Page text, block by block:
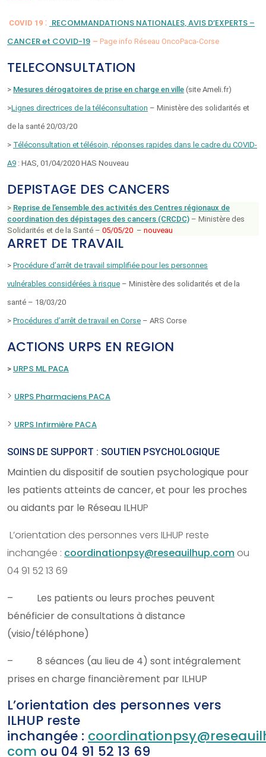
COVID 19 : RECOMMANDATIONS NATIONALES, AVIS D’EXPERTS –
CANCER et COVID-19 – Page info Réseau OncoPaca-Corse
TELECONSULTATION
> Mesures dérogatoires de prise en charge en ville (site Ameli.fr)
>Lignes directrices de la téléconsultation – Ministère des solidarités et
de la santé 20/03/20
> Téléconsultation et télésoin, réponses rapides dans le cadre du COVID-
A9 : HAS, 01/04/2020 HAS Nouveau
DEPISTAGE DES CANCERS
> Reprise de l’ensemble des activités des Centres régionaux de
coordination des dépistages des cancers (CRCDC) – Ministère des
Solidarités et de la Santé – 05/05/20 – nouveau
ARRET DE TRAVAIL
> Procédure d’arrêt de travail simplifiée pour les personnes
vulnérables considérées à risque – Ministère des solidarités et de la
santé – 18/03/20
> Procédures d’arrêt de travail en Corse – ARS Corse
ACTIONS URPS EN REGION
> URPS ML PACA
> URPS Pharmaciens PACA
> URPS Infirmière PACA
SOINS DE SUPPORT : SOUTIEN PSYCHOLOGIQUE
Maintien du dispositif de soutien psychologique pour
les patients atteints de cancer, et pour les proches
ou aidants par le Réseau ILHUP
L’orientation des personnes vers ILHUP reste
inchangée : coordinationpsy@reseauilhup.com ou
04 91 52 13 69
– Les patients ou leurs proches peuvent
bénéficier de consultations à distance
(visio/téléphone)
– 8 séances (au lieu de 4) sont intégralement
prises en charge financièrement par ILHUP
L’orientation des personnes vers
ILHUP reste
inchangée :
com ou 04 91 52 13 69